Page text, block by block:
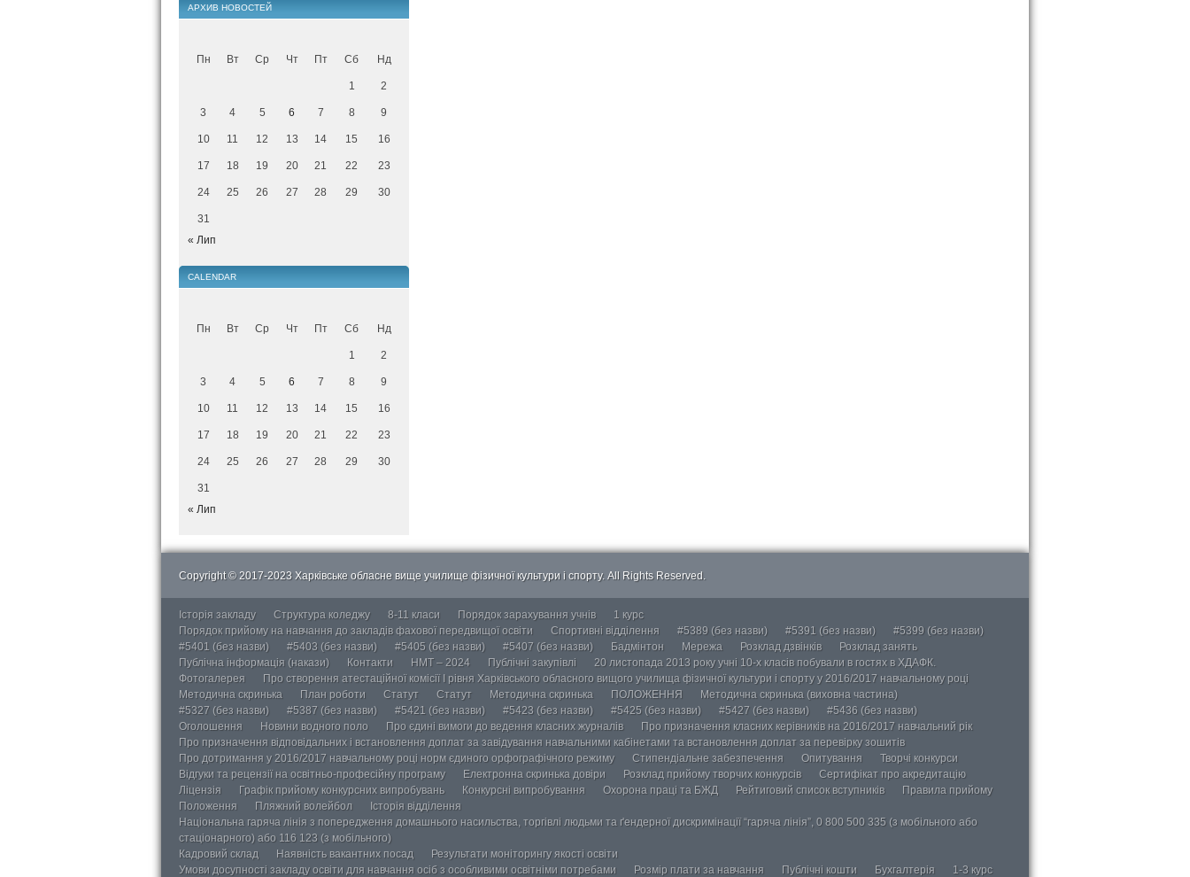
АРХИВ НОВОСТЕЙ
Пн Вт Ср Чт Пт Сб Нд
1 2
3 4 5 6 7 8 9
10 11 12 13 14 15 16
17 18 19 20 21 22 23
24 25 26 27 28 29 30
31
« Лип
CALENDAR
Пн Вт Ср Чт Пт Сб Нд
1 2
3 4 5 6 7 8 9
10 11 12 13 14 15 16
17 18 19 20 21 22 23
24 25 26 27 28 29 30
31
« Лип
Copyright © 2017-2023 Харківське обласне вище училище фізичної культури і спорту. All Rights Reserved.
Історія закладу Структура коледжу 8-11 класи Порядок зарахування учнів
1 курс
Порядок прийому на навчання до закладів фахової передвищої освіти
Спортивні відділення #5389 (без назви) #5391 (без назви)
#5399 (без назви)
#5401 (без назви)
#5403 (без назви) #5405 (без назви) #5407 (без назви) Бадмінтон Мережа Розклад дзвінків
Розклад занять
Публічна інформація (накази)
Контакти НМТ – 2024 Публічні закупівлі
20 листопада 2013 року учні 10-х класів побували в гостях в ХДАФК.
Фотогалерея
Про створення атестаційної комісії І рівня Харківського обласного вищого училища фізичної культури і спорту у 2016/2017 навчальному році
Методична скринька
План роботи Статут Статут Методична скринька ПОЛОЖЕННЯ
Методична скринька (виховна частина)
#5327 (без назви)
#5387 (без назви) #5421 (без назви) #5423 (без назви) #5425 (без назви) #5427 (без назви)
#5436 (без назви)
Оголошення
Новини водного поло Про єдині вимоги до ведення класних журналів
Про призначення класних керівників на 2016/2017 навчальний рік
Про призначення відповідальних і встановлення доплат за завідування навчальними кабінетами та встановлення доплат за перевірку зошитів
Про дотримання у 2016/2017 навчальному році норм єдиного орфографічного режиму
Стипендіальне забезпечення Опитування
Творчі конкурси
Відгуки та рецензії на освітньо-професійну програму
Електронна скринька довіри Розклад прийому творчих конкурсів
Сертифікат про акредитацію
Ліцензія
Графік прийому конкурсних випробувань Конкурсні випробування Охорона праці та БЖД Рейтиговий список вступників
Правила прийому
Положення
Пляжний волейбол
Історія відділення
Національна гаряча лінія з попередження домашнього насильства, торгівлі людьми та ґендерної дискримінації “гаряча лінія”, 0 800 500 335 (з мобільного або
стаціонарного) або 116 123 (з мобільного)
Кадровий склад
Наявність вакантних посад
Результати моніторингу якості освіти
Умови досупності закладу освіти для навчання осіб з особливими освітніми потребами
Розмір плати за навчання Публічні кошти Бухгалтерія 1-3 курс